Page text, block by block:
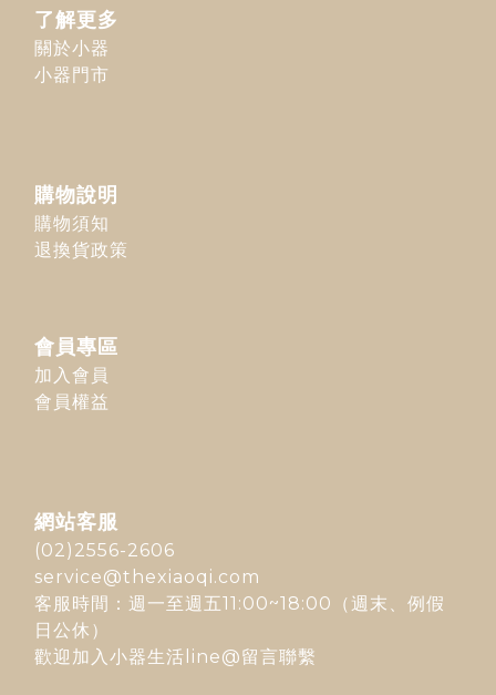
了解更多
關於小器
小器門市
購物說明
購物須知
退換貨政策
會員專區
加入會員
會員權益
網站客服
(02)2556-2606
service@thexiaoqi.com
客服時間：週一至週五11:00~18:00（週末、例假
日公休）
歡迎加入 小器生活line@留言聯繫